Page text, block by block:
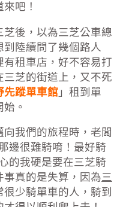
吧！
後，以為三芝公車總
陸續問了幾個路人
租車店，好不容易打
芝的街道上，又不死
先蹤單車館 」租到單
。
我們的旅程時，老闆
邊很難騎唷！最好騎
的我硬是要在三芝騎
事真的是失算，因為三
很少騎單車的人，騎到